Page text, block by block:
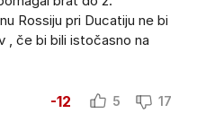
Rossiju pri Ducatiju ne bi
, če bi bili istočasno na
-12 5 17